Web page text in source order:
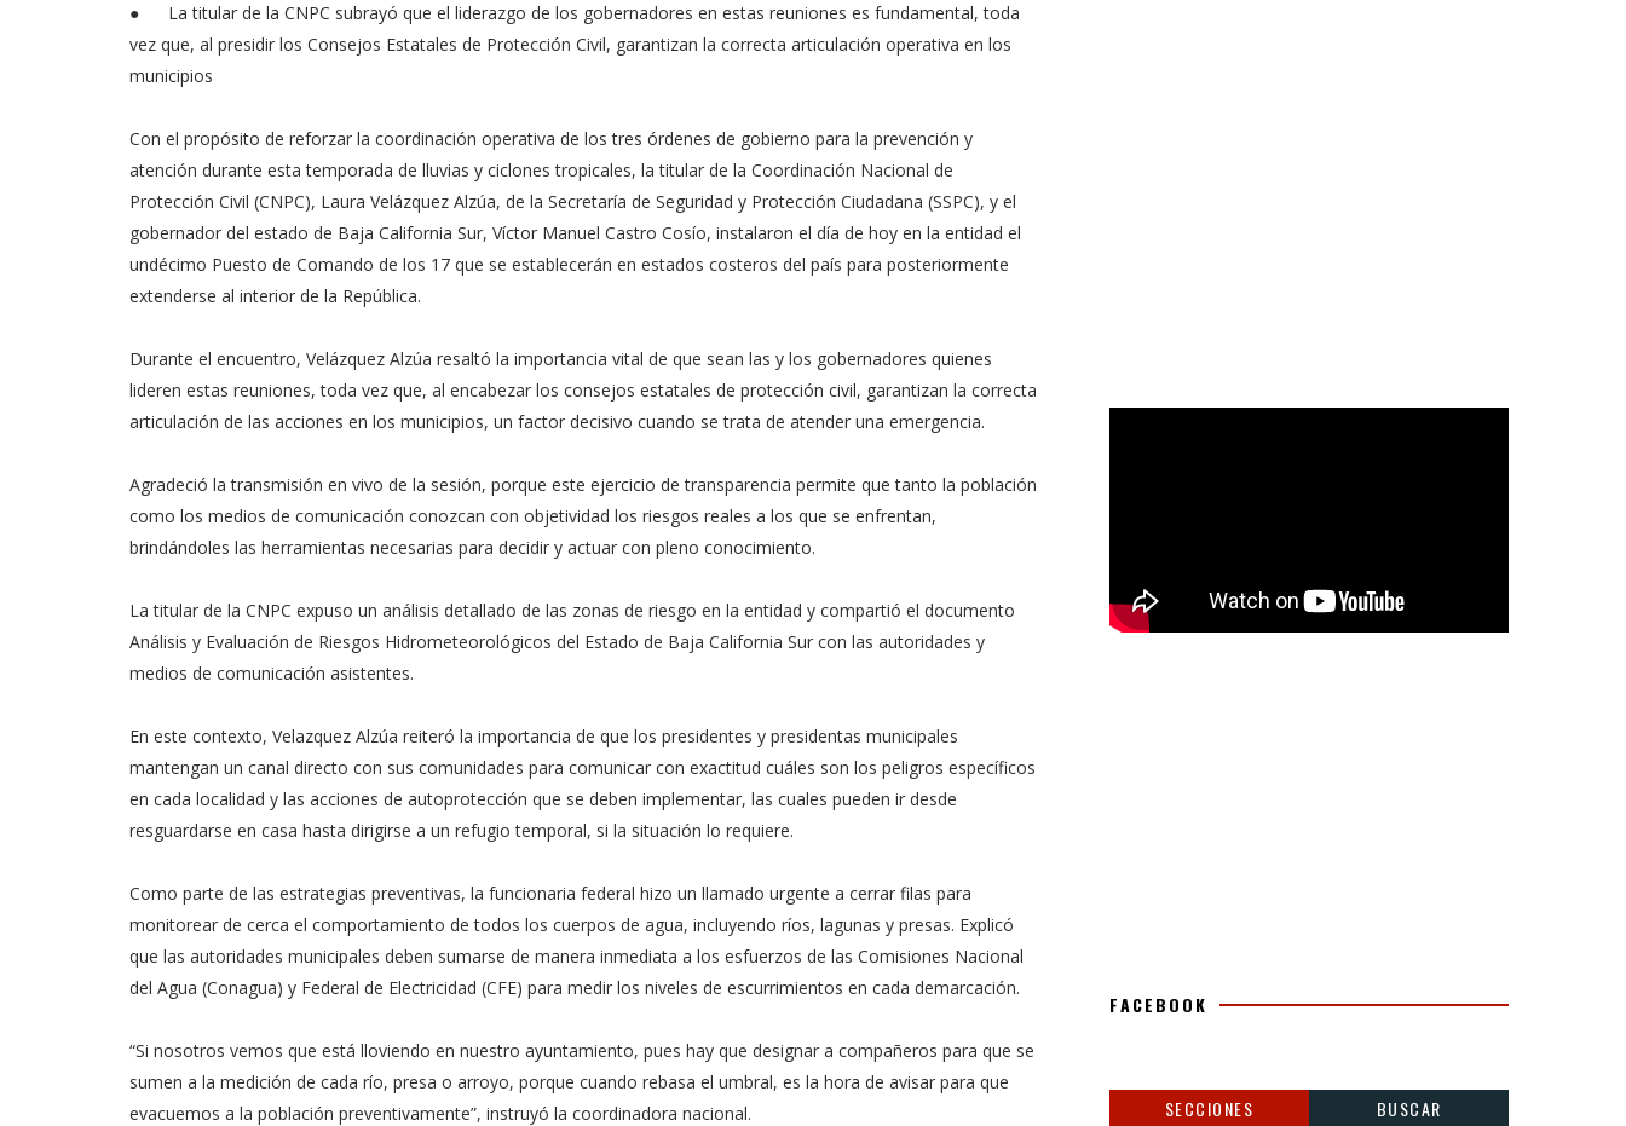
●
La titular de la CNPC subrayó que el liderazgo de los gobernadores en estas reuniones es fundamental, toda
vez que, al presidir los Consejos Estatales de Protección Civil, garantizan la correcta articulación operativa en los
municipios
Con el propósito de reforzar la coordinación operativa de los tres órdenes de gobierno para la prevención y
atención durante esta temporada de lluvias y ciclones tropicales, la titular de la Coordinación Nacional de
Protección Civil (CNPC), Laura Velázquez Alzúa, de la Secretaría de Seguridad y Protección Ciudadana (SSPC), y el
gobernador del estado de Baja California Sur, Víctor Manuel Castro Cosío, instalaron el día de hoy en la entidad el
undécimo Puesto de Comando de los 17 que se establecerán en estados costeros del país para posteriormente
extenderse al interior de la República.
Durante el encuentro, Velázquez Alzúa resaltó la importancia vital de que sean las y los gobernadores quienes
lideren estas reuniones, toda vez que, al encabezar los consejos estatales de protección civil, garantizan la correcta
articulación de las acciones en los municipios, un factor decisivo cuando se trata de atender una emergencia.
Agradeció la transmisión en vivo de la sesión, porque este ejercicio de transparencia permite que tanto la población
como los medios de comunicación conozcan con objetividad los riesgos reales a los que se enfrentan,
brindándoles las herramientas necesarias para decidir y actuar con pleno conocimiento.
La titular de la CNPC expuso un análisis detallado de las zonas de riesgo en la entidad y compartió el documento
Análisis y Evaluación de Riesgos Hidrometeorológicos del Estado de Baja California Sur con las autoridades y
medios de comunicación asistentes.
En este contexto, Velazquez Alzúa reiteró la importancia de que los presidentes y presidentas municipales
mantengan un canal directo con sus comunidades para comunicar con exactitud cuáles son los peligros específicos
en cada localidad y las acciones de autoprotección que se deben implementar, las cuales pueden ir desde
resguardarse en casa hasta dirigirse a un refugio temporal, si la situación lo requiere.
Como parte de las estrategias preventivas, la funcionaria federal hizo un llamado urgente a cerrar filas para
monitorear de cerca el comportamiento de todos los cuerpos de agua, incluyendo ríos, lagunas y presas. Explicó
que las autoridades municipales deben sumarse de manera inmediata a los esfuerzos de las Comisiones Nacional
del Agua (Conagua) y Federal de Electricidad (CFE) para medir los niveles de escurrimientos en cada demarcación.
“Si nosotros vemos que está lloviendo en nuestro ayuntamiento, pues hay que designar a compañeros para que se
sumen a la medición de cada río, presa o arroyo, porque cuando rebasa el umbral, es la hora de avisar para que
evacuemos a la población preventivamente”, instruyó la coordinadora nacional.
FACEBOOK
SECCIONES BUSCAR